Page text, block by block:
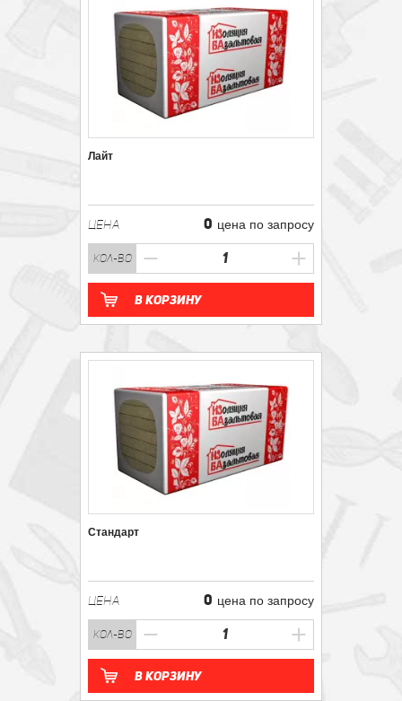
Лайт
ЦЕНА 0 цена по запросу
кол-во
В корзину
Стандарт
ЦЕНА 0 цена по запросу
кол-во
В корзину